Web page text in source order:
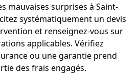
mauvaises surprises à Saint-
systématiquement un devis
et renseignez-vous sur
applicables. Vérifiez
ou une garantie prend
des frais engagés.